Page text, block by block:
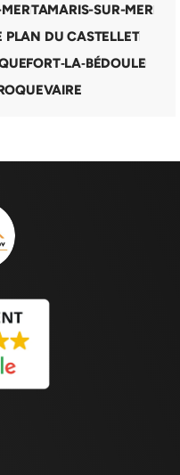
TAMARIS-SUR-MER
PLAN DU CASTELLET